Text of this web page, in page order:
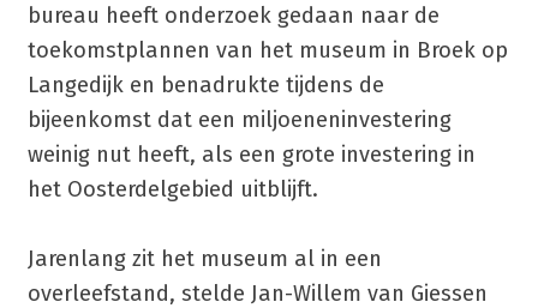
bureau heeft onderzoek gedaan naar de
toekomstplannen van het museum in Broek op
Langedijk en benadrukte tijdens de
bijeenkomst dat een miljoeneninvestering
weinig nut heeft, als een grote investering in
het Oosterdelgebied uitblijft.
Jarenlang zit het museum al in een
overleefstand, stelde Jan-Willem van Giessen